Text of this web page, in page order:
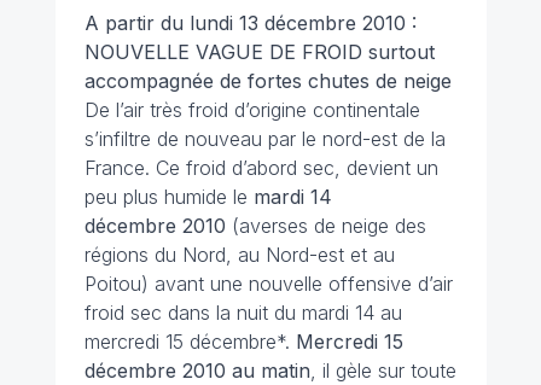
A partir du lundi 13 décembre 2010 :
NOUVELLE VAGUE DE FROID surtout
accompagnée de fortes chutes de neige
De l’air très froid d’origine continentale
s’infiltre de nouveau par le nord-est de la
France. Ce froid d’abord sec, devient un
peu plus humide le mardi 14
décembre 2010 (averses de neige des
régions du Nord, au Nord-est et au
Poitou) avant une nouvelle offensive d’air
froid sec dans la nuit du mardi 14 au
mercredi 15 décembre*. Mercredi 15
décembre 2010 au matin, il gèle sur toute